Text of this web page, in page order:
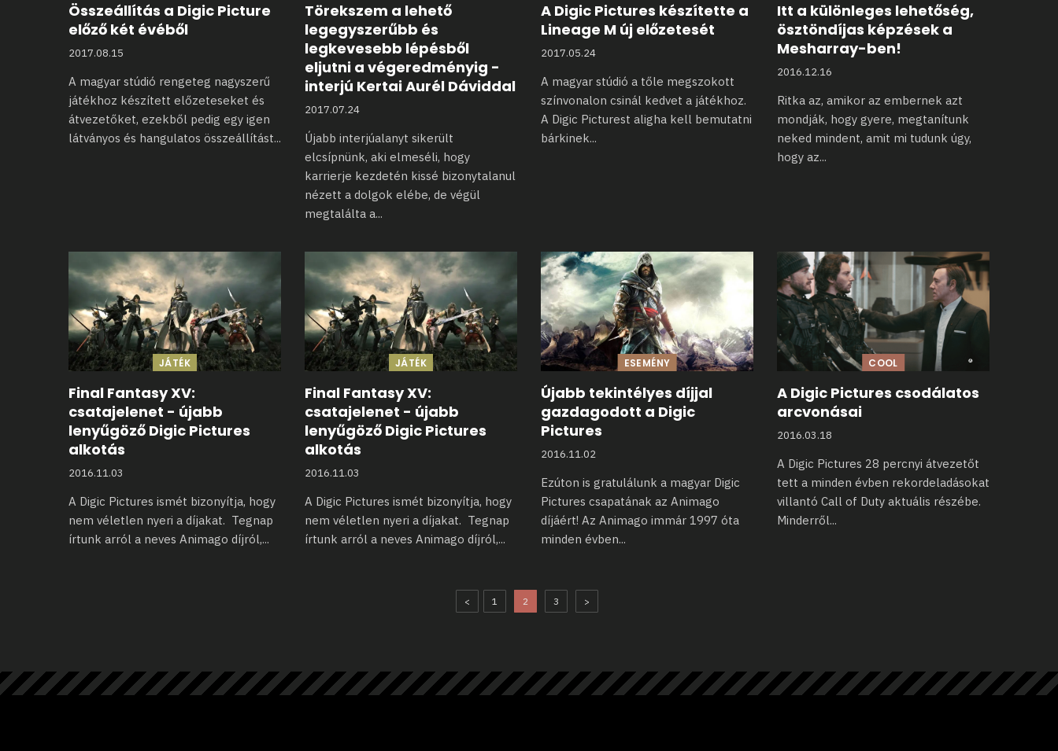
Összeállítás a Digic Picture
előző két évéből
2017.08.15
A magyar stúdió rengeteg nagyszerű
játékhoz készített előzeteseket és
átvezetőket, ezekből pedig egy igen
látványos és hangulatos összeállítást...
Törekszem a lehető
legegyszerűbb és
legkevesebb lépésből
eljutni a végeredményig -
interjú Kertai Aurél Dáviddal
2017.07.24
Újabb interjúalanyt sikerült
elcsípnünk, aki elmeséli, hogy
karrierje kezdetén kissé bizonytalanul
nézett a dolgok elébe, de végül
megtalálta a...
A Digic Pictures készítette a
Lineage M új előzetesét
2017.05.24
A magyar stúdió a tőle megszokott
színvonalon csinál kedvet a játékhoz.
A Digic Picturest aligha kell bemutatni
bárkinek...
Itt a különleges lehetőség,
ösztöndíjas képzések a
Mesharray-ben!
2016.12.16
Ritka az, amikor az embernek azt
mondják, hogy gyere, megtanítunk
neked mindent, amit mi tudunk úgy,
hogy az...
JÁTÉK
Final Fantasy XV:
csatajelenet - újabb
lenyűgöző Digic Pictures
alkotás
2016.11.03
A Digic Pictures ismét bizonyítja, hogy
nem véletlen nyeri a díjakat. Tegnap
írtunk arról a neves Animago díjról,...
JÁTÉK
Final Fantasy XV:
csatajelenet - újabb
lenyűgöző Digic Pictures
alkotás
2016.11.03
A Digic Pictures ismét bizonyítja, hogy
nem véletlen nyeri a díjakat. Tegnap
írtunk arról a neves Animago díjról,...
ESEMÉNY
Újabb tekintélyes díjjal
gazdagodott a Digic
Pictures
2016.11.02
Ezúton is gratulálunk a magyar Digic
Pictures csapatának az Animago
díjáért! Az Animago immár 1997 óta
minden évben...
COOL
A Digic Pictures csodálatos
arcvonásai
2016.03.18
A Digic Pictures 28 percnyi átvezetőt
tett a minden évben rekordeladásokat
villantó Call of Duty aktuális részébe.
Minderről...
< 1 2 3 >